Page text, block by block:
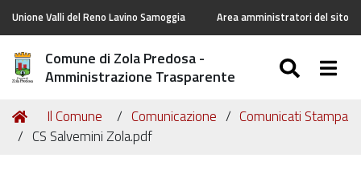
Unione Valli del Reno Lavino Samoggia Area amministratori del sito
Comune di Zola Predosa -
Amministrazione Trasparente
Tu
sei
Home
Il Comune Comunicazione
Comunicati Stampa
CS Salvemini Zola.pdf